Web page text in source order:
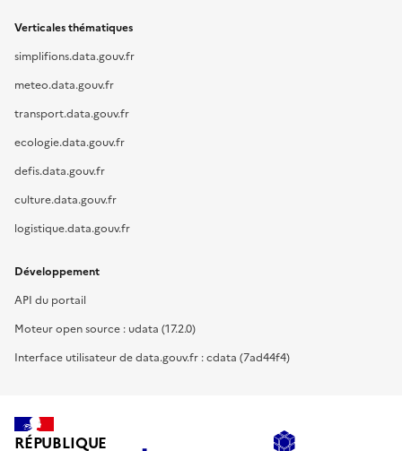
Verticales thématiques
simplifions.data.gouv.fr
meteo.data.gouv.fr
transport.data.gouv.fr
ecologie.data.gouv.fr
defis.data.gouv.fr
culture.data.gouv.fr
logistique.data.gouv.fr
Développement
API du portail
Moteur open source : udata (17.2.0)
Interface utilisateur de data.gouv.fr : cdata (7ad44f4)
RÉPUBLIQUE